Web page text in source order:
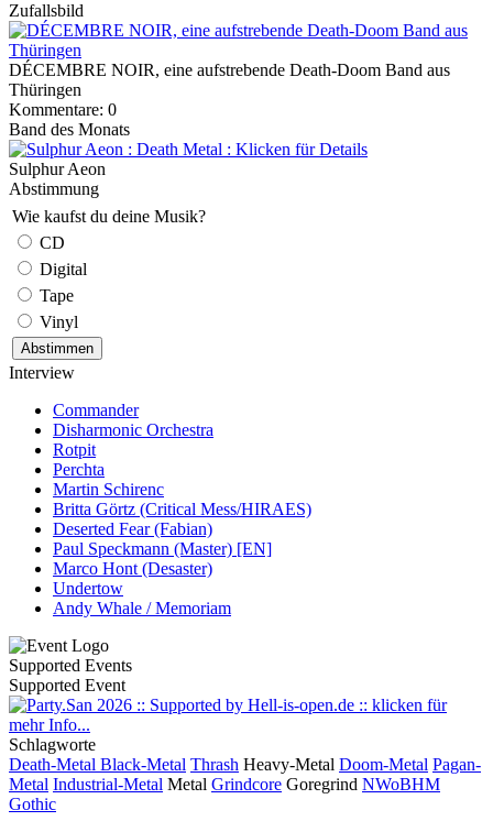
Zufallsbild
DÉCEMBRE NOIR, eine aufstrebende Death-Doom Band aus
Thüringen
Kommentare: 0
Band des Monats
Sulphur Aeon
Abstimmung
Wie kaufst du deine Musik?
CD
Digital
Tape
Vinyl
Interview
Commander
Disharmonic Orchestra
Rotpit
Perchta
Martin Schirenc
Britta Görtz (Critical Mess/HIRAES)
Deserted Fear (Fabian)
Paul Speckmann (Master) [EN]
Marco Hont (Desaster)
Undertow
Andy Whale / Memoriam
Supported Events
Supported Event
Schlagworte
Death-Metal Black-Metal Thrash Heavy-Metal Doom-Metal Pagan-
Metal Industrial-Metal Metal Grindcore Goregrind NWoBHM
Gothic